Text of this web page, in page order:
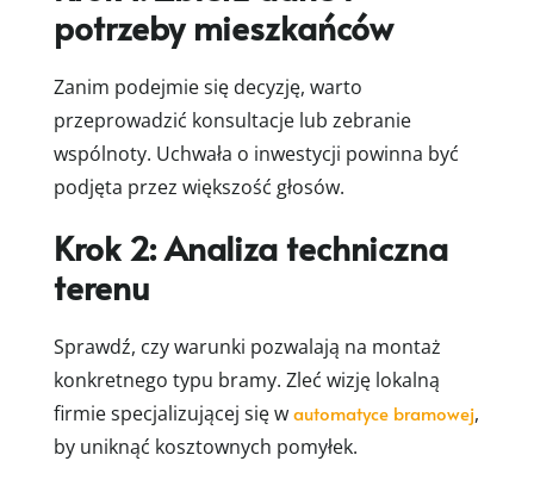
potrzeby mieszkańców
Zanim podejmie się decyzję, warto
przeprowadzić konsultacje lub zebranie
wspólnoty. Uchwała o inwestycji powinna być
podjęta przez większość głosów.
Krok 2: Analiza techniczna
terenu
Sprawdź, czy warunki pozwalają na montaż
konkretnego typu bramy. Zleć wizję lokalną
firmie specjalizującej się wautomatyce bramowej,
by uniknąć kosztownych pomyłek.